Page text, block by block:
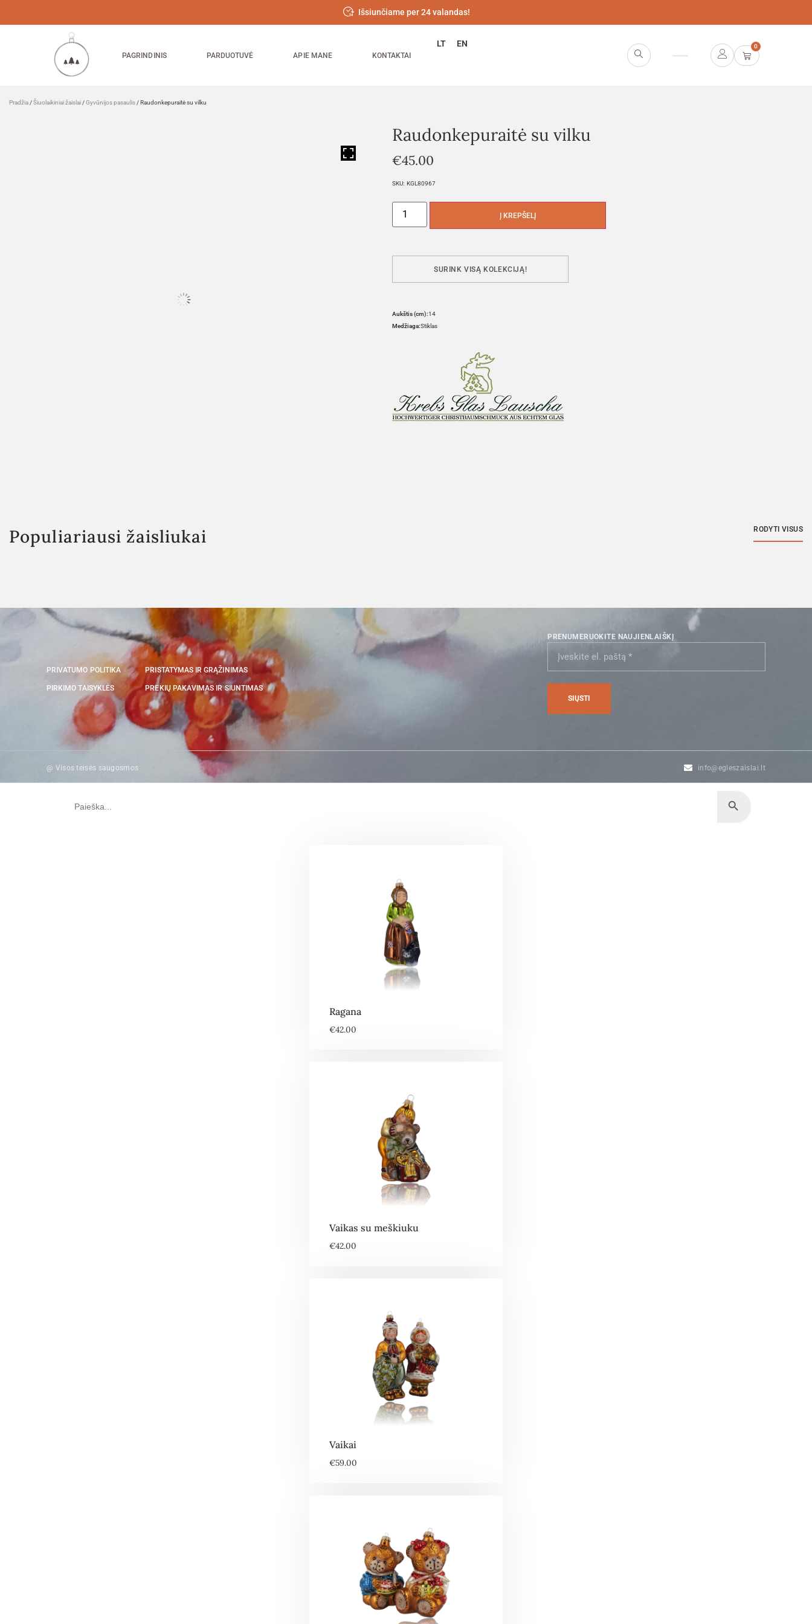
Išsiunčiame per 24 valandas!
PAGRINDINIS PARDUOTUVĖ APIE MANE KONTAKTAI
LT EN 0
Pradžia /Šiuolaikiniai žaislai /Gyvūnijos pasaulis / Raudonkepuraitė su vilku
Raudonkepuraitė su vilku
€45.00
SKU: KGL80967
Į KREPŠELĮ
SURINK VISĄ KOLEKCIJĄ!
Aukštis (cm):14
Medžiaga:Stiklas
Populiariausi žaisliukai RODYTI VISUS
PRIVATUMO POLITIKA
PIRKIMO TAISYKLĖS
PRISTATYMAS IR GRĄŽINIMAS
PREKIŲ PAKAVIMAS IR SIUNTIMAS
PRENUMERUOKITE NAUJIENLAIŠKĮ
@ Visos teisės saugosmos info@egleszaislai.lt
Ragana
€42.00
Vaikas su meškiuku
€42.00
Vaikai
€59.00